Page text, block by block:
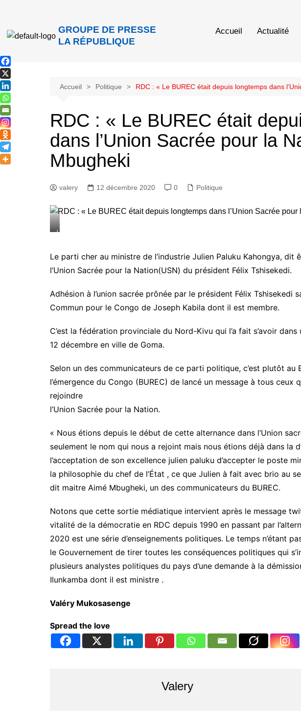
GROUPE DE PRESSE
LA RÉPUBLIQUE
Accueil Actualité
Accueil Politique RDC : « Le BUREC était depuis longtemps dans
RDC : « Le BUREC était
dans l’Union Sacrée pour la
Mbugheki
valery 12 décembre 2020 0 Politique
J
i
e
P
l
k
u
K
h
o
g
y
a
u
t
r
i
é
m
o
r
l
e
u
U
E
C
Le parti cher au ministre de l’industrie Julien Paluku Kahongya, dit
l’Union Sacrée pour la Nation(USN) du président Félix Tshisekedi.
Adhésion à l’union sacrée prônée par le président Félix Tshisekedi
Commun pour le Congo de Joseph Kabila dont il est membre.
C’est la fédération provinciale du Nord-Kivu qui l’a fait s’avoir
12 décembre en ville de Goma.
Selon un des communicateurs de ce parti politique, c’est plutôt au
l’émergence du Congo (BUREC) de lancé un message à tous ceux
rejoindre
l’Union Sacrée pour la Nation.
« Nous étions depuis le début de cette alternance dans l’Union
seulement le nom qui nous a rejoint mais nous étions déjà dans la
l’acceptation de son excellence julien paluku d’accepter le poste
la philosophie du chef de l’État , ce que Julien à fait avec brio au
dit maitre Aimé Mbugheki, un des communicateurs du BUREC.
Notons que cette sortie médiatique intervient après le message
vitalité de la démocratie en RDC depuis 1990 en passant par
2020 est une série d’enseignements politiques. Le temps n’étant
le Gouvernement de tirer toutes les conséquences politiques qui
plusieurs analystes politiques du pays d’une demande à la
Ilunkamba dont il est ministre .
Valéry Mukosasenge
Spread the love
Valery